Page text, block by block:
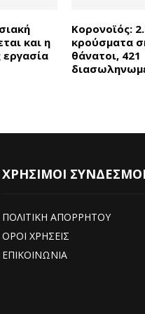
και η
Κορονοϊός:
κρούσματα
θάνατοι, 421
ΧΡΗΣΙΜΟΙ ΣΥΝΔΕΣΜΟΙ
ΠΟΛΙΤΙΚΗ ΑΠΟΡΡΗΤΟΥ
ΟΡΟΙ ΧΡΗΣΕΙΣ
ΕΠΙΚΟΙΝΩΝΙΑ